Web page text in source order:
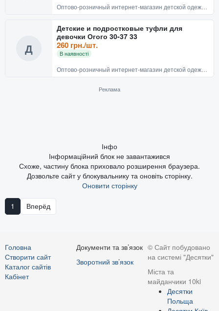
Д
Детские и подростковые туфли для
девочки Огого 30-37 33
260 грн./шт.
В наявності
Реклама
Інфо
Інформаційний блок не завантажився
Схоже, частину блока приховало розширення браузера.
Дозвольте сайт у блокувальнику та оновіть сторінку.
Оновити сторінку
1 Вперёд
Головна
Створити сайт
Каталог сайтів
Кабінет
Документи та зв’язок
Зворотний зв’язок
© Сайт побудовано
на системі "Десятки"
Міста та
майданчики 10ki
Десятки
Польща